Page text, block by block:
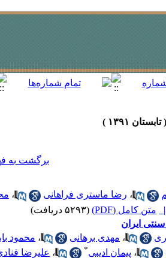
برگشت به
، رضا ماستری فراهانی ،
متن کامل (PDF)
(۵۲۹۳ دریافت)
ایران
، مهدی برهانی ، محمود
، پیمان ادیبی* ، علیرضا